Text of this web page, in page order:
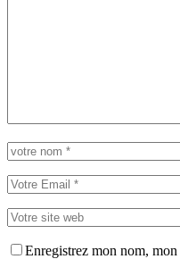
Enregistrez mon nom,